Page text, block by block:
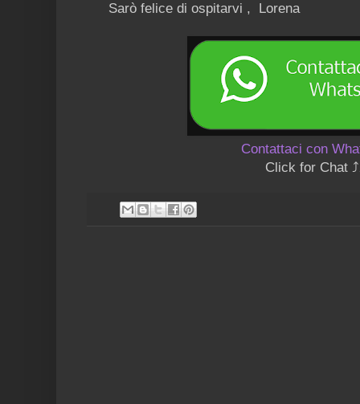
Sarò felice di ospitarvi , Lorena
Contattaci con
Click for Chat